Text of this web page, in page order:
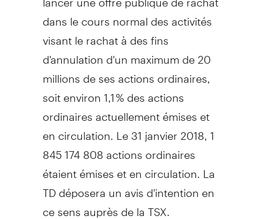
dans le cours normal des activités
visant le rachat à des fins
d'annulation d'un maximum de 20
millions de ses actions ordinaires,
soit environ 1,1 % des actions
ordinaires actuellement émises et
en circulation. Le 31 janvier 2018, 1
845 174 808 actions ordinaires
étaient émises et en circulation. La
TD déposera un avis d'intention en
ce sens auprès de la TSX.